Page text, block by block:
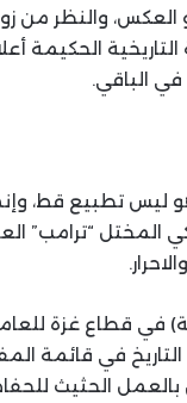
والنظر من
التاريخية الحكيمة
الباقي.
ليس تطبيع قط،
“ترامب”
التاريخ في قائمة
بالعمل الحثيث